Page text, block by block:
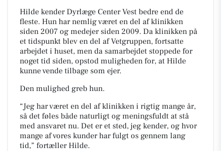
Hilde kender Dyrlæge Center Vest bedre end de
fleste. Hun har nemlig været en del af klinikken
siden 2007 og medejer siden 2009. Da klinikken på
et tidspunkt blev en del af Vetgruppen, fortsatte
arbejdet i huset, men da samarbejdet stoppede for
noget tid siden, opstod muligheden for, at Hilde
kunne vende tilbage som ejer.
Den mulighed greb hun.
“Jeg har været en del af klinikken i rigtig mange år,
så det føles både naturligt og meningsfuldt at stå
med ansvaret nu. Det er et sted, jeg kender, og hvor
mange af vores kunder har fulgt os gennem lang
tid,” fortæller Hilde.